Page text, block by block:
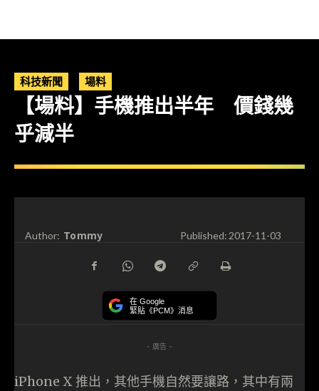
科技新聞 場料
【場料】手機推出半年 價錢幾
乎減半
Author: Tommy Published:2017-11-03
在 Google
緊貼《PCM》消息
- 廣告 -
iPhone X 推出，其他手機自然要讓路，其中有兩